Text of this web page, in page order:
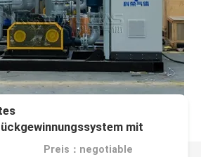
mit
Preis：negotiable